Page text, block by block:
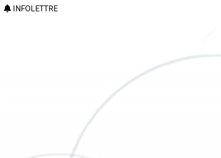
INFOLETTRE